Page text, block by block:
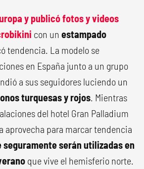
y publicó fotos y videos
con un estampado
tendencia. La modelo se
en España junto a un grupo
a sus seguidores luciendo un
turquesas y rojos. Mientras
del hotel Gran Palladium
aprovecha para marcar tendencia
seguramente serán utilizadas en
que vive el hemisferio norte.